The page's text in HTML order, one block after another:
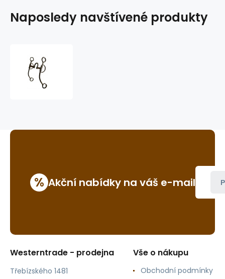
Naposledy navštívené produkty
% Akční nabídky na váš e-mail
Westerntrade - prodejna
Třebízského 1481
Vše o nákupu
Obchodní podmínky